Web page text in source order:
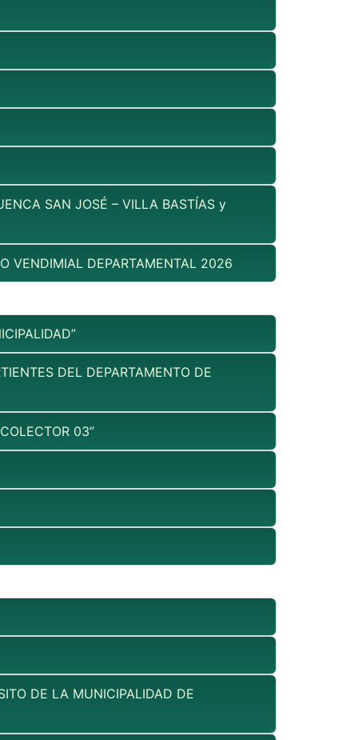
SAN JOSÉ – VILLA BASTÍAS y
VENDIMIAL DEPARTAMENTAL 2026
DEL DEPARTAMENTO DE
03”
DE LA MUNICIPALIDAD DE